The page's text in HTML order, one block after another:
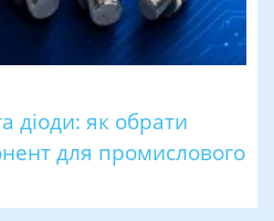
діоди: як обрати
для промислового